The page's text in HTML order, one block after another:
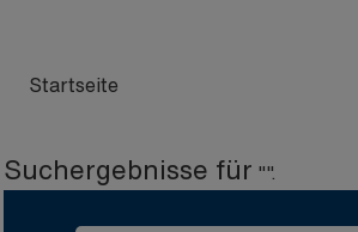
Startseite
Suchergebnisse für "".